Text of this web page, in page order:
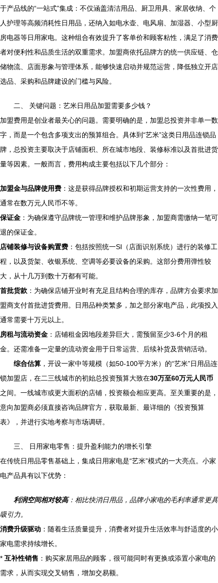
于产品线的“一站式”集成：不仅涵盖清洁用品、厨卫用具、家居收纳、个
人护理等高频消耗性日用品，还纳入如电水壶、电风扇、加湿器、小型厨
房电器等日用家电。这种组合有效提升了客单价和顾客粘性，满足了消费
者对便利性和品质生活的双重需求。加盟商依托品牌方的统一供应链、仓
储物流、店面形象与管理体系，能够快速启动并规范运营，降低独立开店
选品、采购和品牌建设的门槛与风险。
二、 关键问题：艺米日用品加盟需要多少钱？
加盟费用是创业者最关心的问题。需要明确的是，加盟总投资并非单一数
字，而是一个包含多项支出的预算组合。具体到“艺米”这类日用品连锁品
牌，总投资主要取决于店铺面积、所在城市地段、装修标准以及首批进货
量等因素。一般而言，费用构成主要包括以下几个部分：
加盟金与品牌使用费 ：这是获得品牌授权和初期运营支持的一次性费用，
通常在数万元人民币不等。
保证金 ：为确保遵守品牌统一管理和维护品牌形象，加盟商需缴纳一笔可
退的保证金。
店铺装修与设备购置费 ：包括按照统一SI（店面识别系统）进行的装修工
程，以及货架、收银系统、空调等必要设备的采购。这部分费用弹性较
大，从十几万到数十万都有可能。
首批货款 ：为确保店铺开业时有充足且结构合理的库存，品牌方会要求加
盟商支付首批进货费用。日用品种类繁多，加之部分家电产品，此项投入
通常需要十万元以上。
房租与流动资金 ：店铺租金因地段差异巨大，需预留至少3-6个月的租
金。还需准备一定量的流动资金用于日常运营、后续补货及营销活动。
综合估算 ，开设一家中等规模（如50-100平方米）的“艺米”日用品连
锁加盟店，在二三线城市的初始总投资预算大致在30万至60万元人民币
之间。一线城市或更大面积的店铺，投资额会相应更高。至关重要的是，
意向加盟商必须直接咨询品牌官方，获取最新、最详细的《投资预算
表》，并进行实地考察与市场调研。
三、 日用家电零售：提升盈利能力的增长引擎
在传统日用品零售基础上，集成日用家电是“艺米”模式的一大亮点。小家
电产品具有以下优势：
利润空间相对较高：相比快消日用品，品牌小家电的毛利率通常更具
吸引力。
消费升级驱动 ：随着生活质量提升，消费者对提升生活效率与舒适度的小
家电需求持续增长。
* 互补性销售 ：购买家居用品的顾客，很可能同时有更换或添置小家电的
需求，从而实现交叉销售，增加交易额。